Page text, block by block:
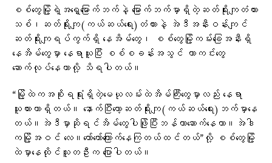
စစ်တွေမြို့ရဲ့အရှေ့မြောက်ဘက်နဲ့ မြောက်ဘက်မှာရှိတဲ့ဆတ်ရိုးကျတံတား
သစ်၊ဆတ်ရိုးကျ(ကယ်ဆယ်ရေး)တံတားနဲ့ အဲဒီအနီးဝန်းကျင်
ဆတ်ရိုးကျရပ်ကွက်ရှိ နေအိမ်တွေ၊ စစ်တွေမြို့ကမ်းခြေအနီးရှိ
နေအိမ်တွေမှာ နေရာယူပြီး စစ်စခန်းအသွင် ကာကင်းတွေ
ဆောက်လုပ်နေတာလို့ သိရပါတယ်။
“မြို့ထဲကအစိုးရရုံးရှိတဲ့မေယုလမ်းထဲအိမ်ကြီးတွေမှာလည်း နေရာ
ယူထားတာရှိတယ်။ နောက်ပြီးတော့ဆတ်ရိုးကျ(ကယ်ဆယ်ရေး)ဘက်မှာနေ
တယ်။အဲဒီမှာဆိုရင်အိမ်တွေပါဖြိုပြီးဘန်ကာဆောက်နေတာ။အဲဒါ
ကမြို့အဝင် လေ။တော်တော်ကြောက်နေကြတယ်ထင်တယ်”လို့ စစ်တွေမြို့
ထဲမှာနေထိုင်သူတဦးက ပြောပါတယ်။